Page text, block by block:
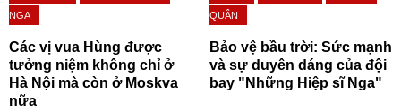
NGA
Các vị vua Hùng được
tưởng niệm không chỉ ở
Hà Nội mà còn ở Moskva
nữa
QUÂN
Bảo vệ bầu trời: Sức mạnh
và sự duyên dáng của đội
bay "Những Hiệp sĩ Nga"